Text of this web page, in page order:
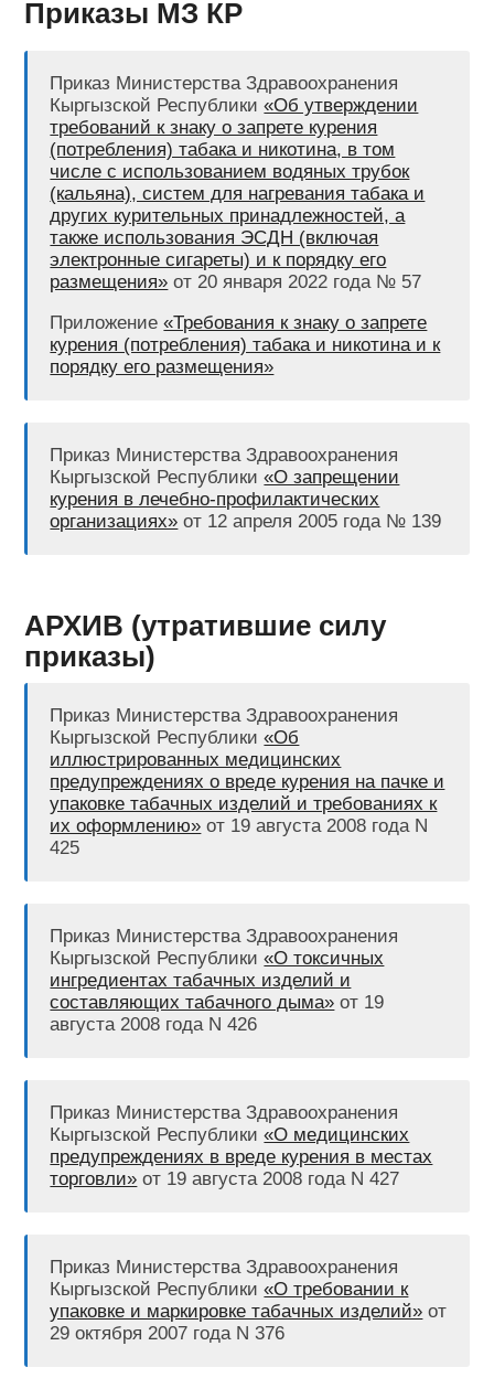
Приказы МЗ КР
Приказ Министерства Здравоохранения
Кыргызской Республики«Об утверждении
требований к знаку о запрете курения
(потребления) табака и никотина, в том
числе с использованием водяных трубок
(кальяна), систем для нагревания табака и
других курительных принадлежностей, а
также использования ЭСДН (включая
электронные сигареты) и к порядку его
размещения» от 20 января 2022 года № 57
Приложение«Требования к знаку о запрете
курения (потребления) табака и никотина и к
порядку его размещения»
Приказ Министерства Здравоохранения
Кыргызской Республики«О запрещении
курения в лечебно-профилактических
организациях» от 12 апреля 2005 года № 139
АРХИВ (утратившие силу
приказы)
Приказ Министерства Здравоохранения
Кыргызской Республики«Об
иллюстрированных медицинских
предупреждениях о вреде курения на пачке и
упаковке табачных изделий и требованиях к
их оформлению» от 19 августа 2008 года N
425
Приказ Министерства Здравоохранения
Кыргызской Республики«О токсичных
ингредиентах табачных изделий и
составляющих табачного дыма» от 19
августа 2008 года N 426
Приказ Министерства Здравоохранения
Кыргызской Республики«О медицинских
предупреждениях в вреде курения в местах
торговли» от 19 августа 2008 года N 427
Приказ Министерства Здравоохранения
Кыргызской Республики«О требовании к
упаковке и маркировке табачных изделий» от
29 октября 2007 года N 376